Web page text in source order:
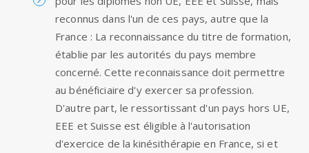
reconnus dans l'un de ces pays, autre que la
France : La reconnaissance du titre de formation,
établie par les autorités du pays membre
concerné. Cette reconnaissance doit permettre
au bénéficiaire d'y exercer sa profession.
D'autre part, le ressortissant d'un pays hors UE,
EEE et Suisse est éligible à l'autorisation
d'exercice de la kinésithérapie en France, si et